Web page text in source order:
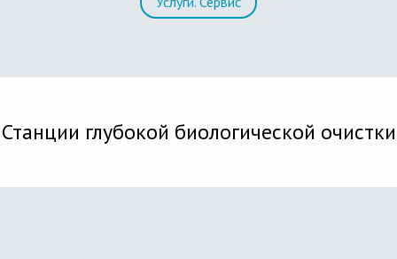
Станции глубокой биологической очистки